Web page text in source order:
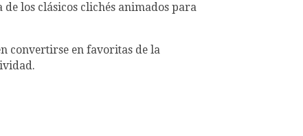
de los clásicos clichés animados para
convertirse en favoritas de la